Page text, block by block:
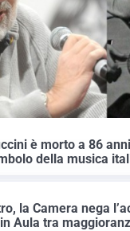
è morto a 86
della musica
la Camera nega
Aula tra